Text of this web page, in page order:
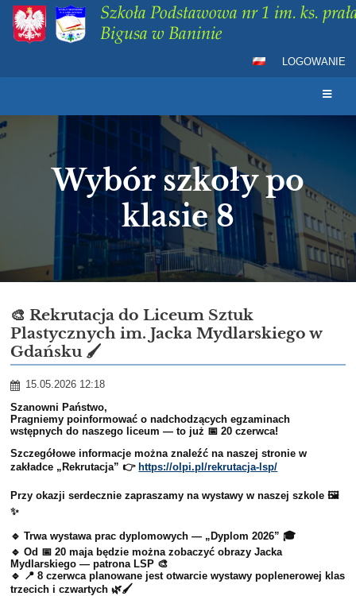
Szkoła Podstawowa nr 1 im. ks.
Bigusa w Baninie
LOGOWANIE
Wybór szkoły po
klasie 8
Wybór
szkoły
po
klasie
8
🎨 Rekrutacja do Liceum Sztuk
Plastycznych im. Jacka Mydlarskiego w
Gdańsku 🖌️
15.05.2026 12:18
Szanowni Państwo,
Pragniemy poinformować o nadchodzących egzaminach
wstępnych do naszego liceum — to już 📅 20 czerwca!
Szczegółowe informacje można znaleźć na naszej stronie w
zakładce „Rekrutacja” 👉 https://olpi.pl/rekrutacja-lsp/
Przy okazji serdecznie zapraszamy na wystawy w naszej szkole 🖼️
✨
🔹 Trwa wystawa prac dyplomowych — „Dyplom 2026” 🎓
🔹 Od 📅 20 maja będzie można zobaczyć obrazy Jacka
Mydlarskiego — patrona LSP 🎨
🔹 📍 8 czerwca planowane jest otwarcie wystawy poplenerowej klas
trzecich i czwartych 🌿🖌️